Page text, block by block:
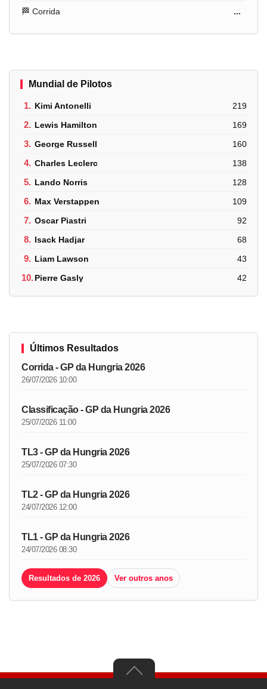
🏁 Corrida ...
Mundial de Pilotos
1. Kimi Antonelli 219
2. Lewis Hamilton 169
3. George Russell 160
4. Charles Leclerc 138
5. Lando Norris 128
6. Max Verstappen 109
7. Oscar Piastri 92
8. Isack Hadjar 68
9. Liam Lawson 43
10.Pierre Gasly 42
Últimos Resultados
Corrida - GP da Hungria 2026
26/07/2026 10:00
Classificação - GP da Hungria 2026
25/07/2026 11:00
TL3 - GP da Hungria 2026
25/07/2026 07:30
TL2 - GP da Hungria 2026
24/07/2026 12:00
TL1 - GP da Hungria 2026
24/07/2026 08:30
Resultados de 2026 Ver outros anos